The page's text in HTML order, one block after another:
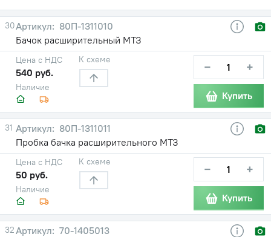
30
80П-1311010
Бачок расширительный МТЗ
Наличие
Цена с НДС
540 руб.
К схеме − +
Купить
31
80П-1311011
Пробка бачка расширительного МТЗ
Наличие
Цена с НДС
50 руб.
К схеме − +
Купить
32
70-1405013